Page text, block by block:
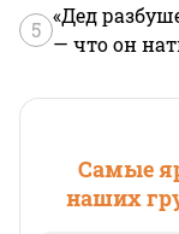
5
«Дед
— что он
Самые
наших